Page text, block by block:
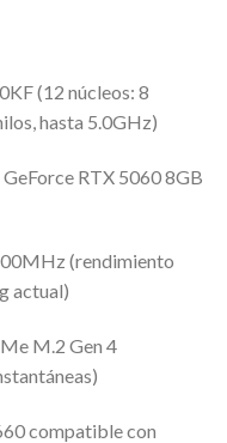
(12 núcleos: 8
hasta 5.0GHz)
RTX 5060 8GB
(rendimiento
actual)
M.2 Gen 4
compatible con